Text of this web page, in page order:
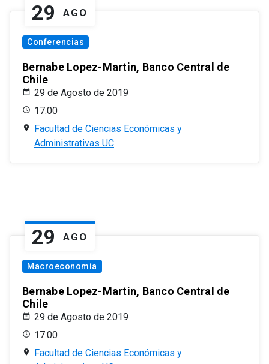
29 AGO
Conferencias
Bernabe Lopez-Martin, Banco Central de
Chile
29 de Agosto de 2019
17:00
Facultad de Ciencias Económicas y
Administrativas UC
29 AGO
Macroeconomía
Bernabe Lopez-Martin, Banco Central de
Chile
29 de Agosto de 2019
17:00
Facultad de Ciencias Económicas y